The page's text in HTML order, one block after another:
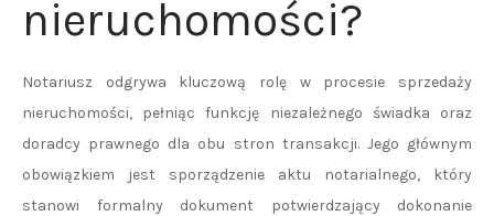
nieruchomości?
Notariusz odgrywa kluczową rolę w procesie sprzedaży
nieruchomości, pełniąc funkcję niezależnego świadka oraz
doradcy prawnego dla obu stron transakcji. Jego głównym
obowiązkiem jest sporządzenie aktu notarialnego, który
stanowi formalny dokument potwierdzający dokonanie